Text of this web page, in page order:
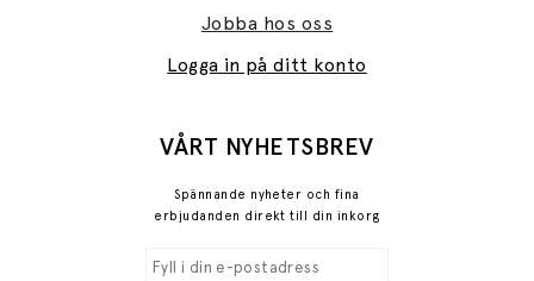
Jobba hos oss
Logga in på ditt konto
VÅRT NYHETSBREV
Spännande nyheter och fina
erbjudanden direkt till din inkorg